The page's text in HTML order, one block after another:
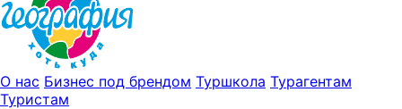
О нас Бизнес под брендом Туршкола Турагентам
Туристам